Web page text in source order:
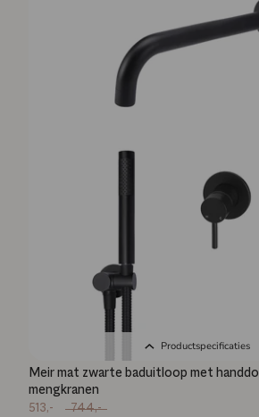
Productspecificaties
Meir mat zwarte baduitloop met
mengkranen
513,- 744,-